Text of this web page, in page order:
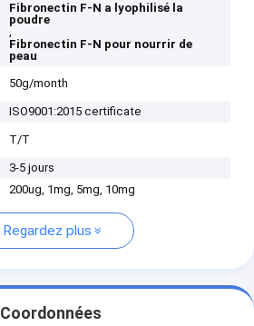
Fibronectin F-N a lyophilisé la
poudre
,
Fibronectin F-N pour nourrir de
peau
50g/month
ISO9001:2015 certificate
T/T
3-5 jours
200ug, 1mg, 5mg, 10mg
Regardez plus
Coordonnées